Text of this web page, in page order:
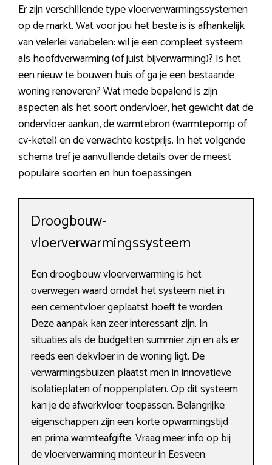
Er zijn verschillende type vloerverwarmingssystemen
op de markt. Wat voor jou het beste is is afhankelijk
van velerlei variabelen: wil je een compleet systeem
als hoofdverwarming (of juist bijverwarming)? Is het
een nieuw te bouwen huis of ga je een bestaande
woning renoveren? Wat mede bepalend is zijn
aspecten als het soort ondervloer, het gewicht dat de
ondervloer aankan, de warmtebron (warmtepomp of
cv-ketel) en de verwachte kostprijs. In het volgende
schema tref je aanvullende details over de meest
populaire soorten en hun toepassingen.
Droogbouw-
vloerverwarmingssysteem
Een droogbouw vloerverwarming is het
overwegen waard omdat het systeem niet in
een cementvloer geplaatst hoeft te worden.
Deze aanpak kan zeer interessant zijn. In
situaties als de budgetten summier zijn en als er
reeds een dekvloer in de woning ligt. De
verwarmingsbuizen plaatst men in innovatieve
isolatieplaten of noppenplaten. Op dit systeem
kan je de afwerkvloer toepassen. Belangrijke
eigenschappen zijn een korte opwarmingstijd
en prima warmteafgifte. Vraag meer info op bij
de vloerverwarming monteur in Eesveen.